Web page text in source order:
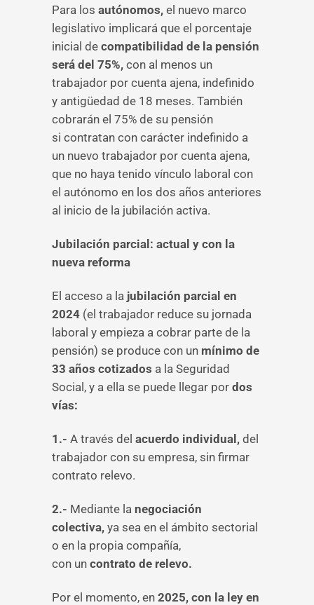
Para los autónomos, el nuevo marco
legislativo implicará que el porcentaje
inicial de compatibilidad de la pensión
será del 75%, con al menos un
trabajador por cuenta ajena, indefinido
y antigüedad de 18 meses. También
cobrarán el 75% de su pensión
si contratan con carácter indefinido a
un nuevo trabajador por cuenta ajena,
que no haya tenido vínculo laboral con
el autónomo en los dos años anteriores
al inicio de la jubilación activa.
Jubilación parcial: actual y con la
nueva reforma
El acceso a la jubilación parcial en
2024 (el trabajador reduce su jornada
laboral y empieza a cobrar parte de la
pensión) se produce con un mínimo de
33 años cotizados a la Seguridad
Social, y a ella se puede llegar por dos
vías:
1.- A través del acuerdo individual, del
trabajador con su empresa, sin firmar
contrato relevo.
2.- Mediante la negociación
colectiva, ya sea en el ámbito sectorial
o en la propia compañía,
con un contrato de relevo.
Por el momento, en 2025, con la ley en